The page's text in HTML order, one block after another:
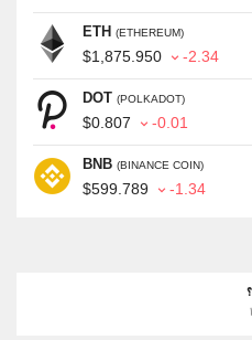
ETH (ETHEREUM)
$1,875.950 -2.34
DOT (POLKADOT)
$0.807 -0.01
BNB (BINANCE COIN)
$599.789 -1.34